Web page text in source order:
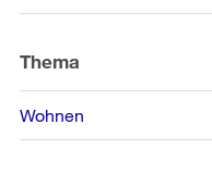
Thema
Wohnen